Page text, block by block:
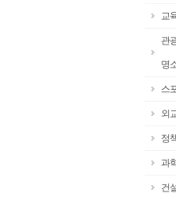
교
관
명
스
외
정
과
건